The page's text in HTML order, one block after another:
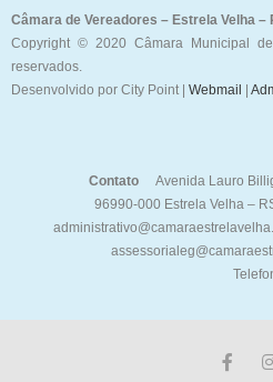
Câmara de Vereadores – Estrela Velha –
Copyright © 2020 Câmara Municipal
reservados.
Desenvolvido por City Point | Webmail
Contato Avenida Lauro
96990-000
Telefone/